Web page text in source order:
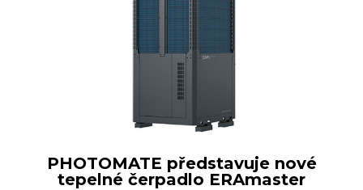
PHOTOMATE představuje nové
tepelné čerpadlo ERAmaster